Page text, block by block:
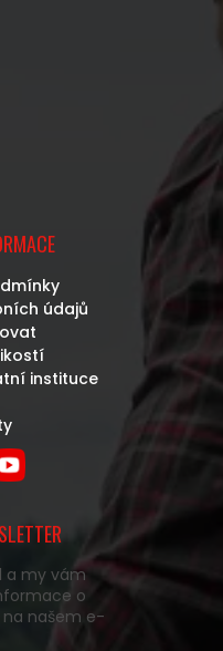
údajů
instituce
a my vám
o
našem e-